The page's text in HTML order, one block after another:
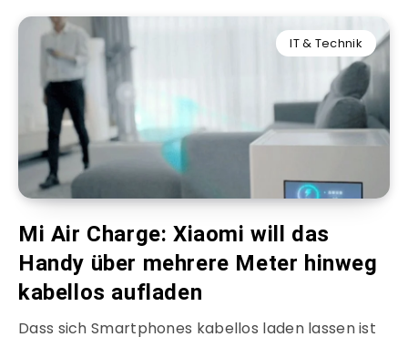
IT & Technik
Mi Air Charge: Xiaomi will das
Handy über mehrere Meter hinweg
kabellos aufladen
Dass sich Smartphones kabellos laden lassen ist